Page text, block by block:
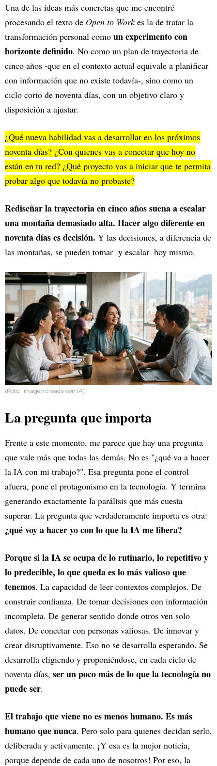
Una de las ideas más concretas que me encontré
procesando el texto de Open to Workes la de tratar la
transformación personal como un experimento con
horizonte definido. No como un plan de trayectoria de
cinco años -que en el contexto actual equivale a planificar
con información que no existe todavía-, sino como un
ciclo corto de noventa días, con un objetivo claro y
disposición a ajustar.
¿Qué nueva habilidad vas a desarrollar en los próximos
noventa días? ¿Con quienes vas a conectar que hoy no
están en tu red? ¿Qué proyecto vas a iniciar que te permita
probar algo que todavía no probaste?
Rediseñar la trayectoria en cinco años suena a escalar
una montaña demasiado alta. Hacer algo diferente en
noventa días es decisión. Y las decisiones, a diferencia de
las montañas, se pueden tomar -y escalar- hoy mismo.
(Foto: imagen creada con IA).
La pregunta que importa
Frente a este momento, me parece que hay una pregunta
que vale más que todas las demás. No es "¿qué va a hacer
la IA con mi trabajo?". Esa pregunta pone el control
afuera, pone el protagonismo en la tecnología. Y termina
generando exactamente la parálisis que más cuesta
superar. La pregunta que verdaderamente importa es otra:
¿qué voy a hacer yo con lo que la IA me libera?
Porque si la IA se ocupa de lo rutinario, lo repetitivo y
lo predecible, lo que queda es lo más valioso que
tenemos. La capacidad de leer contextos complejos. De
construir confianza. De tomar decisiones con información
incompleta. De generar sentido donde otros ven solo
datos. De conectar con personas valiosas. De innovar y
crear disruptivamente. Eso no se desarrolla esperando. Se
desarrolla eligiendo y proponiéndose, en cada ciclo de
noventa días, ser un poco más de lo que la tecnología no
puede ser.
El trabajo que viene no es menos humano. Es más
humano que nunca. Pero solo para quienes decidan serlo,
deliberada y activamente. ¡Y esa es la mejor noticia,
porque depende de cada uno de nosotros! Por eso, la